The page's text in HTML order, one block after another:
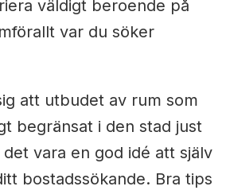
väldigt beroende på
var du söker
att utbudet av rum som
begränsat i den stad just
vara en god idé att själv
bostadssökande. Bra tips